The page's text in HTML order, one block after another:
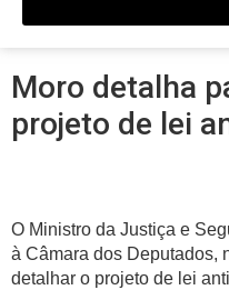
Moro detalha
projeto de lei
O Ministro da Justiça e
à Câmara dos Deputados,
detalhar o projeto de lei